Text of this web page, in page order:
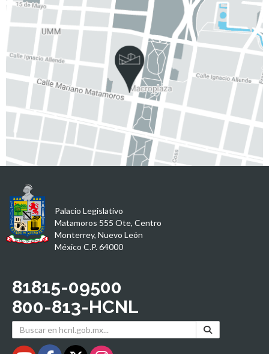
Palacio Legislativo
Matamoros 555 Ote, Centro
Monterrey, Nuevo León
México C.P. 64000
81815-09500
800-813-HCNL